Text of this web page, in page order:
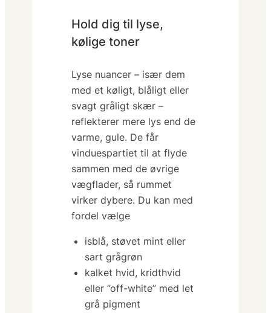
Hold dig til lyse,
kølige toner
Lyse nuancer – især dem
med et køligt, blåligt eller
svagt gråligt skær –
reflekterer mere lys end de
varme, gule. De får
vinduespartiet til at flyde
sammen med de øvrige
vægflader, så rummet
virker dybere. Du kan med
fordel vælge
isblå, støvet mint eller
sart grågrøn
kalket hvid, kridthvid
eller ”off-white” med let
grå pigment